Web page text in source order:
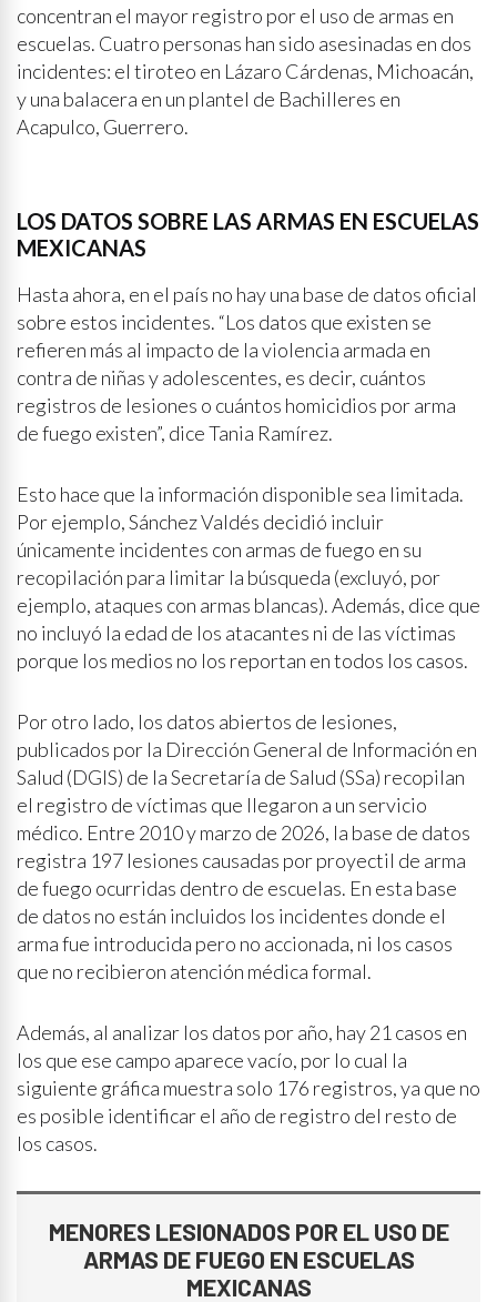
concentran el mayor registro por el uso de armas en
escuelas. Cuatro personas han sido asesinadas en dos
incidentes: el tiroteo en Lázaro Cárdenas, Michoacán,
y una balacera en un plantel de Bachilleres en
Acapulco, Guerrero.
LOS DATOS SOBRE LAS ARMAS EN ESCUELAS
MEXICANAS
Hasta ahora, en el país no hay una base de datos oficial
sobre estos incidentes. “Los datos que existen se
refieren más al impacto de la violencia armada en
contra de niñas y adolescentes, es decir, cuántos
registros de lesiones o cuántos homicidios por arma
de fuego existen”, dice Tania Ramírez.
Esto hace que la información disponible sea limitada.
Por ejemplo, Sánchez Valdés decidió incluir
únicamente incidentes con armas de fuego en su
recopilación para limitar la búsqueda (excluyó, por
ejemplo, ataques con armas blancas). Además, dice que
no incluyó la edad de los atacantes ni de las víctimas
porque los medios no los reportan en todos los casos.
Por otro lado, los datos abiertos de lesiones,
publicados por la Dirección General de Información en
Salud (DGIS) de la Secretaría de Salud (SSa) recopilan
el registro de víctimas que llegaron a un servicio
médico. Entre 2010 y marzo de 2026, la base de datos
registra 197 lesiones causadas por proyectil de arma
de fuego ocurridas dentro de escuelas. En esta base
de datos no están incluidos los incidentes donde el
arma fue introducida pero no accionada, ni los casos
que no recibieron atención médica formal.
Además, al analizar los datos por año, hay 21 casos en
los que ese campo aparece vacío, por lo cual la
siguiente gráfica muestra solo 176 registros, ya que no
es posible identificar el año de registro del resto de
los casos.